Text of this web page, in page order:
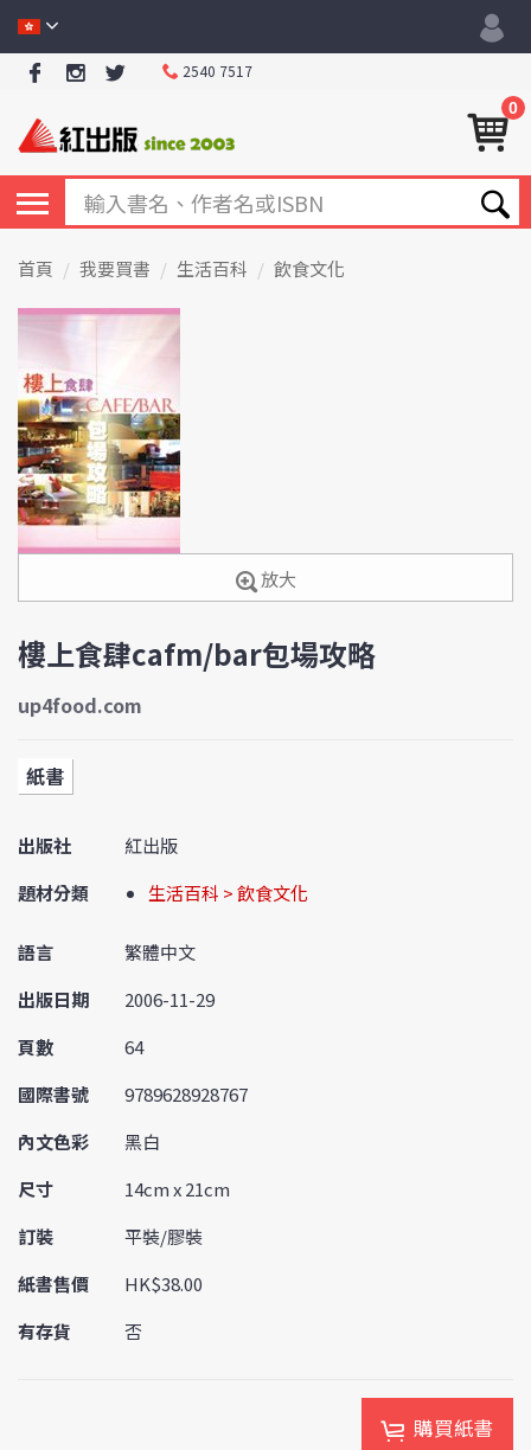
2540 7517
0
首頁 我要買書 生活百科 飲食文化
放大
樓上食肆cafm/bar包場攻略
up4food.com
紙書
出版社
紅出版
題材分類
生活百科 > 飲食文化
語言
繁體中文
出版日期
2006-11-29
頁數
64
國際書號
9789628928767
內文色彩
黑白
尺寸
14cm x 21cm
訂裝
平裝/膠裝
紙書售價
HK$38.00
有存貨
否
購買紙書